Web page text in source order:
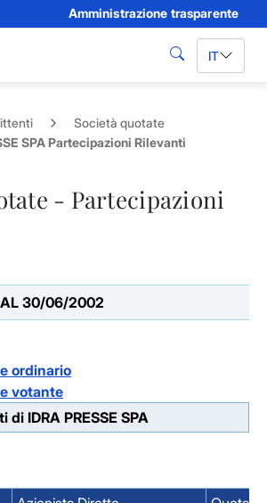
Amministrazione trasparente
cerca IT
Società quotate
SPA Partecipazioni Rilevanti
- Partecipazioni
AL 30/06/2002
ordinario
votante
IDRA PRESSE SPA